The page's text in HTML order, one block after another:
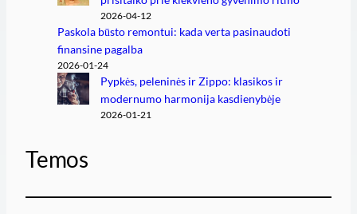
2026-04-12
Paskola būsto remontui: kada verta pasinaudoti
finansine pagalba
2026-01-24
Pypkės, peleninės ir Zippo: klasikos ir
modernumo harmonija kasdienybėje
2026-01-21
Temos